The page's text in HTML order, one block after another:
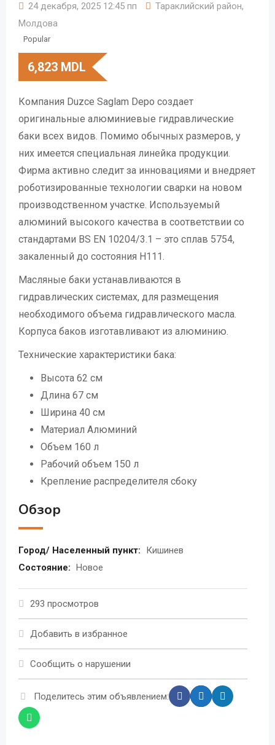
24 декабря, 2025 12:45 пп Тараклийский район,
Молдова
Popular
6,823 MDL
Компания Duzce Saglam Depo создает
оригинальные алюминиевые гидравлические
баки всех видов. Помимо обычных размеров, у
них имеется специальная линейка продукции.
Фирма активно следит за инновациями и внедряет
роботизированные технологии сварки на новом
производственном участке. Используемый
алюминий высокого качества в соответствии со
стандартами BS EN 10204/3.1 – это сплав 5754,
закаленный до состояния H111.
Масляные баки устанавливаются в
гидравлических системах, для размещения
необходимого объема гидравлического масла.
Корпуса баков изготавливают из алюминию.
Технические характеристики бака:
Высота 62 см
Длина 67 см
Ширина 40 см
Материал Алюминий
Объем 160 л
Рабочий объем 150 л
Крепление распределителя сбоку
Обзор
Город/ Населенный пункт:
Кишинев
Состояние: Новое
293 просмотров
Добавить в избранное
Сообщить о нарушении
Поделитесь этим объявлением: